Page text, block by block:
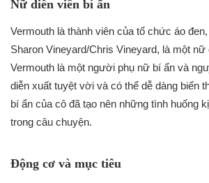
Nữ diễn viên bí ẩn
Vermouth là thành viên của tổ chức áo
Sharon Vineyard/Chris Vineyard, là một nữ
Vermouth là một người phụ nữ bí ẩn và
diễn xuất tuyệt vời và có thể dễ dàng biến
bí ẩn của cô đã tạo nên những tình huống
trong câu chuyện.
Động cơ và mục tiêu